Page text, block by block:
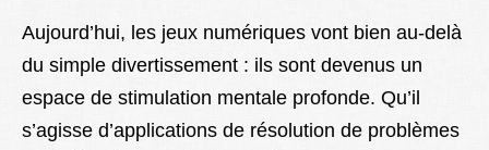
Aujourd’hui, les jeux numériques vont bien au-delà
du simple divertissement : ils sont devenus un
espace de stimulation mentale profonde. Qu’il
s’agisse d’applications de résolution de problèmes